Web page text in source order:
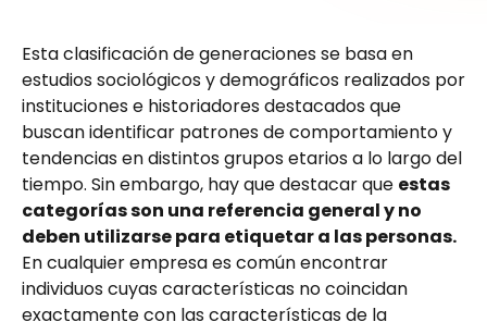
Esta clasificación de generaciones se basa en
estudios sociológicos y demográficos realizados por
instituciones e historiadores destacados que
buscan identificar patrones de comportamiento y
tendencias en distintos grupos etarios a lo largo del
tiempo. Sin embargo, hay que destacar que estas
categorías son una referencia general y no
deben utilizarse para etiquetar a las personas.
En cualquier empresa es común encontrar
individuos cuyas características no coincidan
exactamente con las características de la